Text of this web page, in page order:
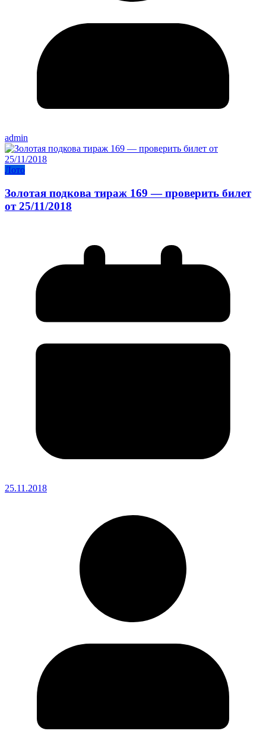
admin
Лото
Золотая подкова тираж 169 — проверить билет
от 25/11/2018
25.11.2018